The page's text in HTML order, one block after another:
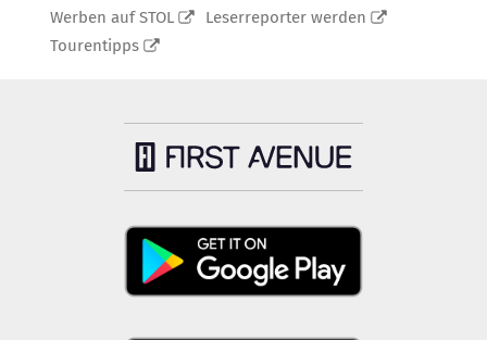
Werben auf STOL
Leserreporter werden
Tourentipps